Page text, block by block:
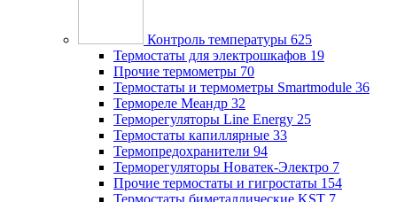
Контроль температуры 625
Термостаты для электрошкафов 19
Прочие термометры 70
Термостаты и термометры Smartmodule 36
Термореле Меандр 32
Терморегуляторы Line Energy 25
Термостаты капиллярные 33
Термопредохранители 94
Терморегуляторы Новатек-Электро 7
Прочие термостаты и гигростаты 154